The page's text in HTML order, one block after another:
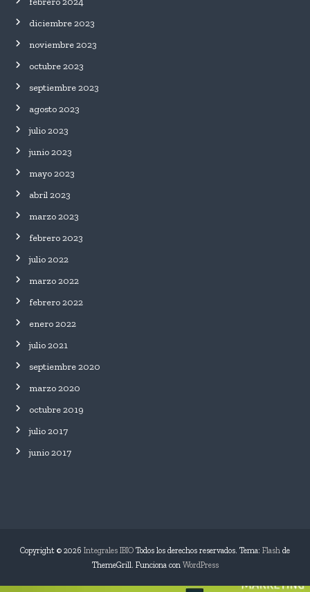
diciembre 2023
noviembre 2023
octubre 2023
septiembre 2023
agosto 2023
julio 2023
junio 2023
mayo 2023
abril 2023
marzo 2023
febrero 2023
julio 2022
marzo 2022
febrero 2022
enero 2022
julio 2021
septiembre 2020
marzo 2020
octubre 2019
julio 2017
junio 2017
Copyright © 2026 Integrales IBIO Todos los derechos reservados. Tema: Flash de
ThemeGrill. Funciona con WordPress